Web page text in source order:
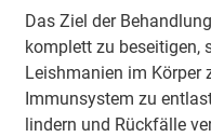
Das Ziel der
komplett zu beseitigen,
Leishmanien im Körper
Immunsystem zu
lindern und Rückfälle